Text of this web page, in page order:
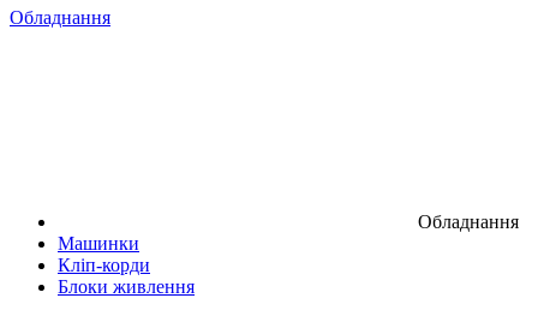
Обладнання
Обладнання
Машинки
Кліп-корди
Блоки живлення